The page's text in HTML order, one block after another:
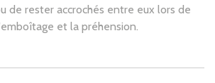
de rester accrochés entre eux lors de
et la préhension.